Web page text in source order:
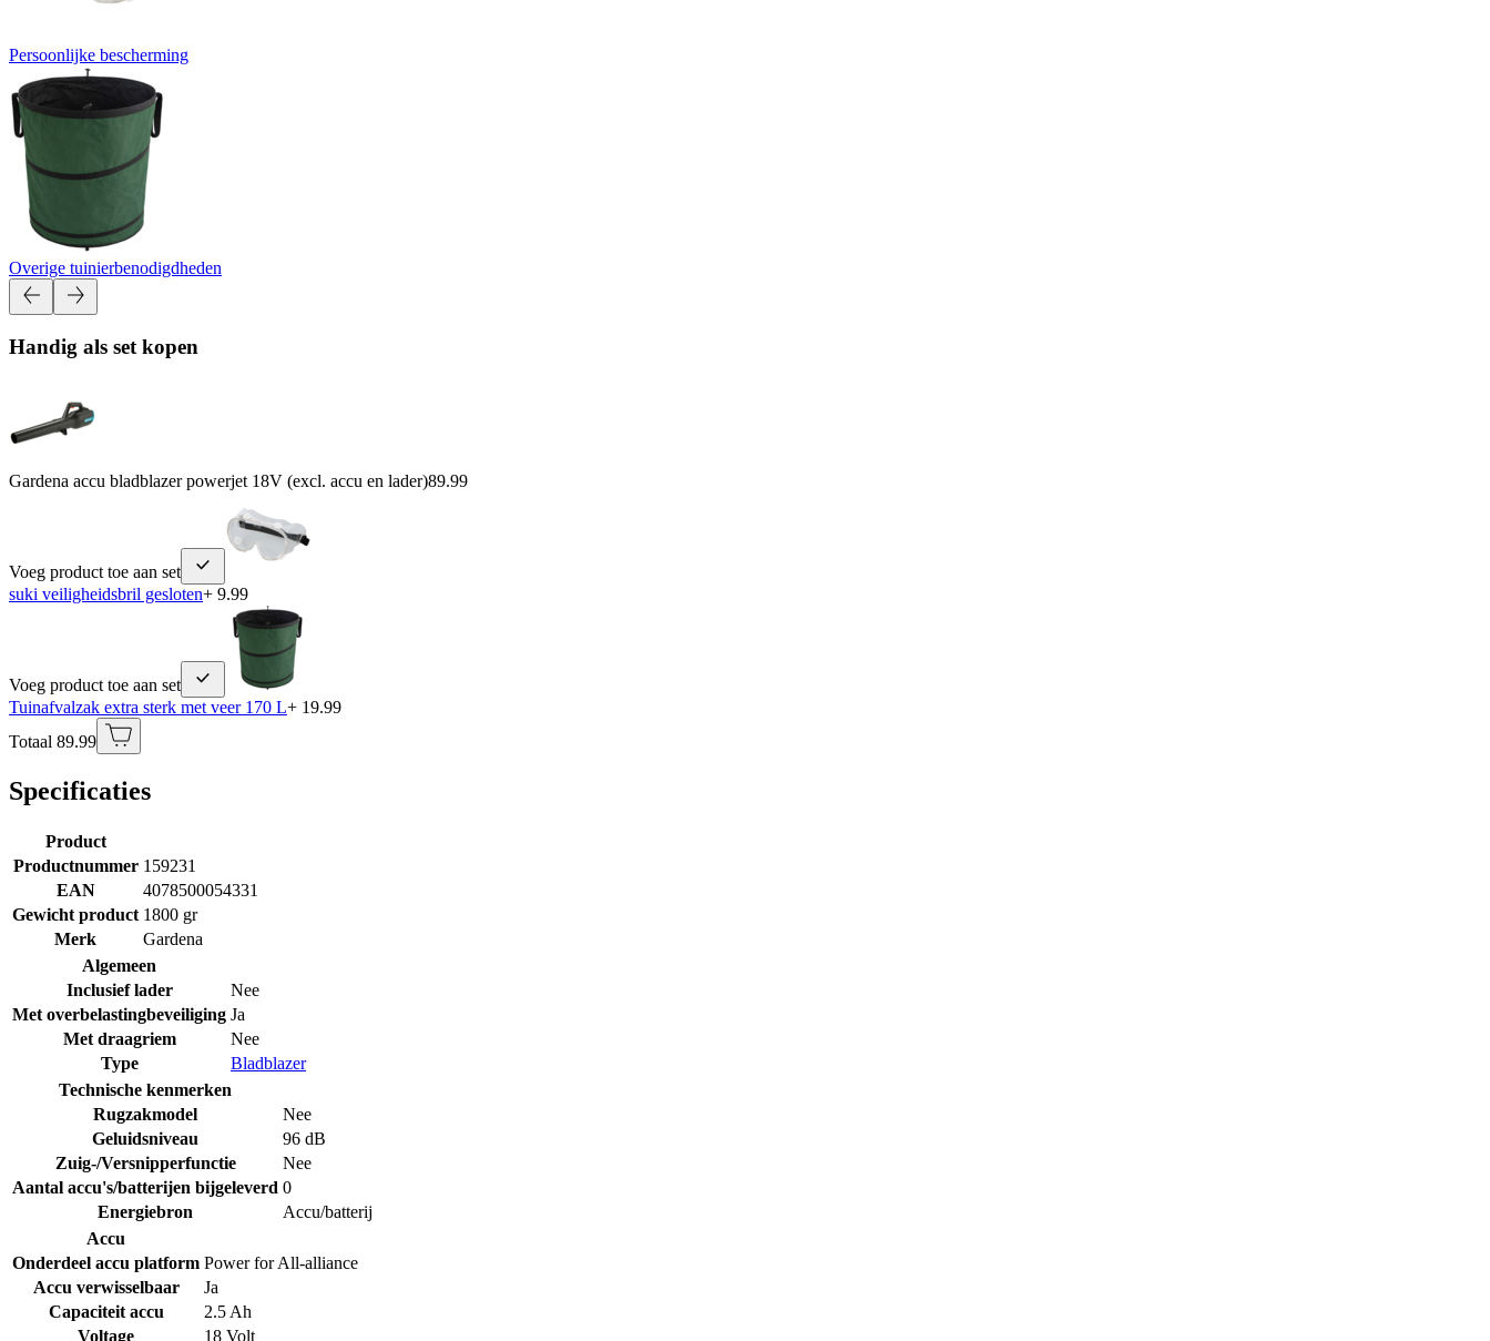
Persoonlijke bescherming
Overige tuinierbenodigdheden
Handig als set kopen
Gardena accu bladblazer powerjet 18V (excl. accu en lader)89.99
Voeg product toe aan set
suki veiligheidsbril gesloten+ 9.99
Voeg product toe aan set
Tuinafvalzak extra sterk met veer 170 L+ 19.99
Totaal 89.99
Specificaties
Product
Productnummer 159231
EAN
4078500054331
Gewicht product 1800 gr
Merk
Gardena
Algemeen
Inclusief lader
Nee
Met overbelastingbeveiliging Ja
Met draagriem
Nee
Type
Bladblazer
Technische kenmerken
Rugzakmodel
Nee
Geluidsniveau
96 dB
Zuig-/Versnipperfunctie
Nee
Aantal accu's/batterijen bijgeleverd 0
Energiebron
Accu/batterij
Accu
Onderdeel accu platform Power for All-alliance
Accu verwisselbaar
Ja
Capaciteit accu
2.5 Ah
Voltage
18 Volt